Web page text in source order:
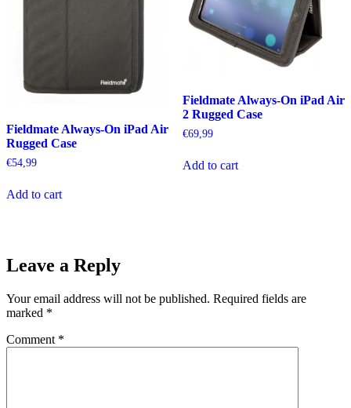
Fieldmate Always-On iPad Air
Rugged Case
€54,99
Add to cart
Fieldmate Always-On iPad Air
2 Rugged Case
€69,99
Add to cart
Leave a Reply
Your email address will not be published. Required fields are
marked *
Comment *